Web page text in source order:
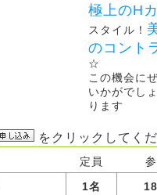
極上のH
スタイル！
のコント
☆
この機会に
いかがでし
ります
をクリックしてく
定員
1名